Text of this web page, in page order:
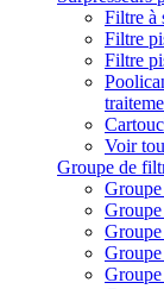
Filtre à
Filtre
Filtre
Voir
Groupe de